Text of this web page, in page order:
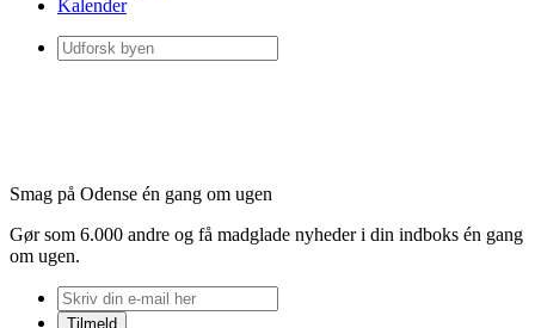
Kalender
Smag på Odense én gang om ugen
Gør som 6.000 andre og få madglade nyheder i din indboks én gang
om ugen.